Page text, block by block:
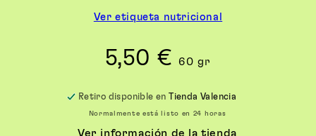
Ver etiqueta nutricional
Precio
5,50 € 60 gr
Retiro disponible enTienda Valencia
Normalmente está listo en 24 horas
Ver información de la tienda